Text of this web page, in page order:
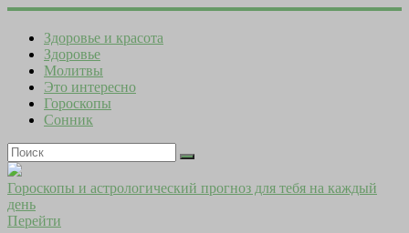
Здоровье и красота
Здоровье
Молитвы
Это интересно
Гороскопы
Сонник
Гороскопы и астрологический прогноз для тебя на каждый
день
Перейти